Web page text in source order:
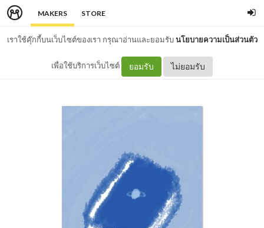
MAKERS STORE
เราใช้คุ๊กกี้บนเว็บไซต์ของเรา กรุณาอ่านและยอมรับนโยบายความเป็นส่วนตัว
เพื่อใช้บริการเว็บไซต์ ยอมรับ ไม่ยอมรับ